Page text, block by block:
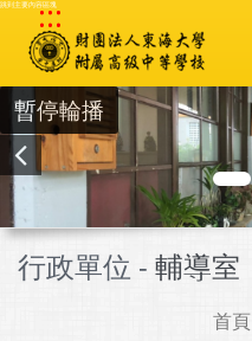
跳到主要內容區塊
:::
暫停輪播
行政單位 - 輔導室
首頁